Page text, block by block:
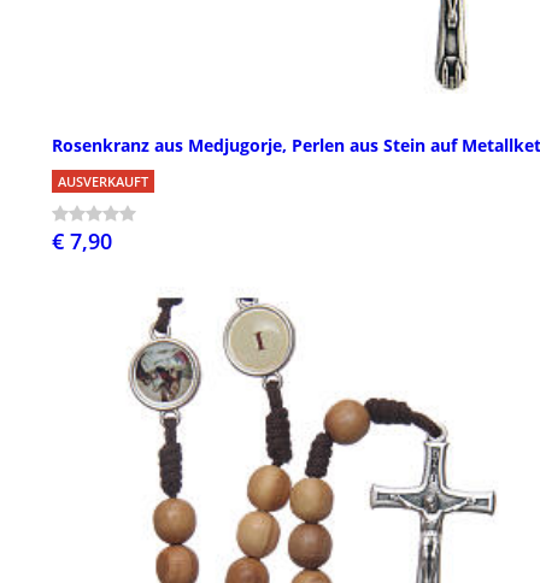
Rosenkranz aus Medjugorje, Perlen aus Stein auf
AUSVERKAUFT
€ 7,90